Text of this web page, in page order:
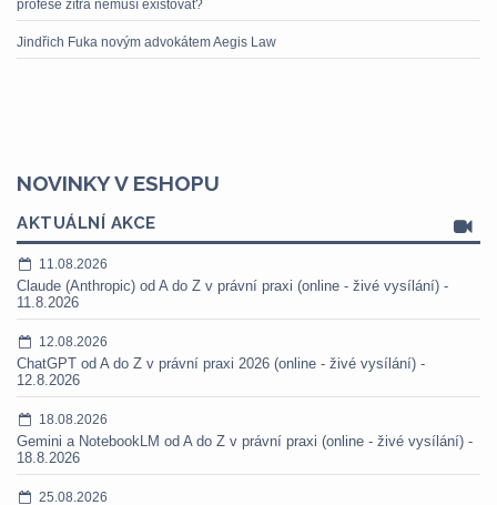
profese zítra nemusí existovat?
Jindřich Fuka novým advokátem Aegis Law
NOVINKY V ESHOPU
AKTUÁLNÍ AKCE
11.08.2026
Claude (Anthropic) od A do Z v právní praxi (online - živé vysílání) -
11.8.2026
12.08.2026
ChatGPT od A do Z v právní praxi 2026 (online - živé vysílání) -
12.8.2026
18.08.2026
Gemini a NotebookLM od A do Z v právní praxi (online - živé vysílání) -
18.8.2026
25.08.2026